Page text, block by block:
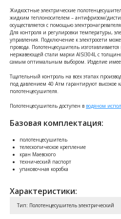
Жидкостные электрические
жидким теплоносителем – антифризом/
осуществляется с помощью
Для контроля и регулировки температуры,
управления. Подключение к электросети
провода. Полотенцесушитель
нержавеющей стали марки AISI304L с
самым оптимальным выбором. Изделие
Тщательный контроль на всех этапах
под давлением 40 Атм гарантируют высокое
полотенцесушителя.
Полотенцесушитель доступен в водяном
Базовая комплектация:
полотенцесушитель
телескопическое крепление
кран Маевского
технический паспорт
упаковочная коробка
Характеристики:
Тип: Полотенцесушитель электрический